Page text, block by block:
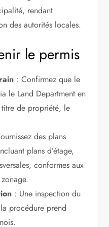
rendant
des autorités locales.
le permis
: Confirmez que le
le Land Department en
de propriété, le
des plans
plans d’étage,
conformes aux
: Une inspection du
procédure prend